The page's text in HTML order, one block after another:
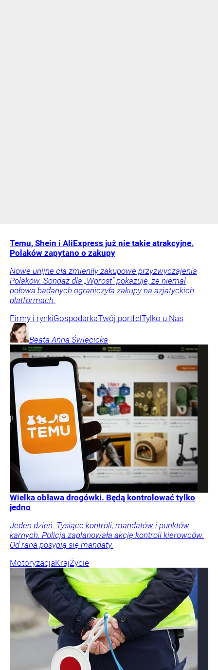
Temu, Shein i AliExpress już nie takie atrakcyjne.
Polaków zapytano o zakupy
Nowe unijne cła zmieniły zakupowe przyzwyczajenia
Polaków. Sondaż dla „Wprost” pokazuje, że niemal
połowa badanych ograniczyła zakupy na azjatyckich
platformach.
Firmy i rynkiGospodarkaTwój portfel Tylko u Nas
Beata Anna Święcicka
Wielka obława drogówki. Będą kontrolować tylko
jedno
Jeden dzień. Tysiące kontroli, mandatów i punktów
karnych. Policja zaplanowała akcję kontroli kierowców.
Od rana posypią się mandaty.
MotoryzacjaKrajŻycie